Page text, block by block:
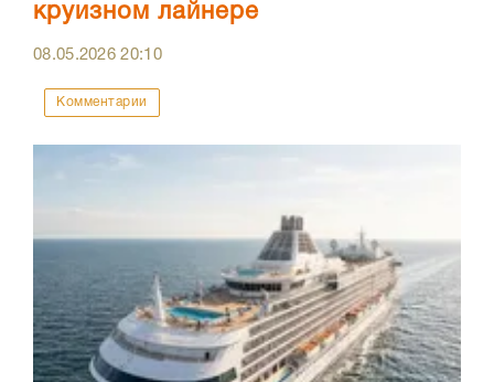
круизном лайнере
08.05.202620:10
Комментарии